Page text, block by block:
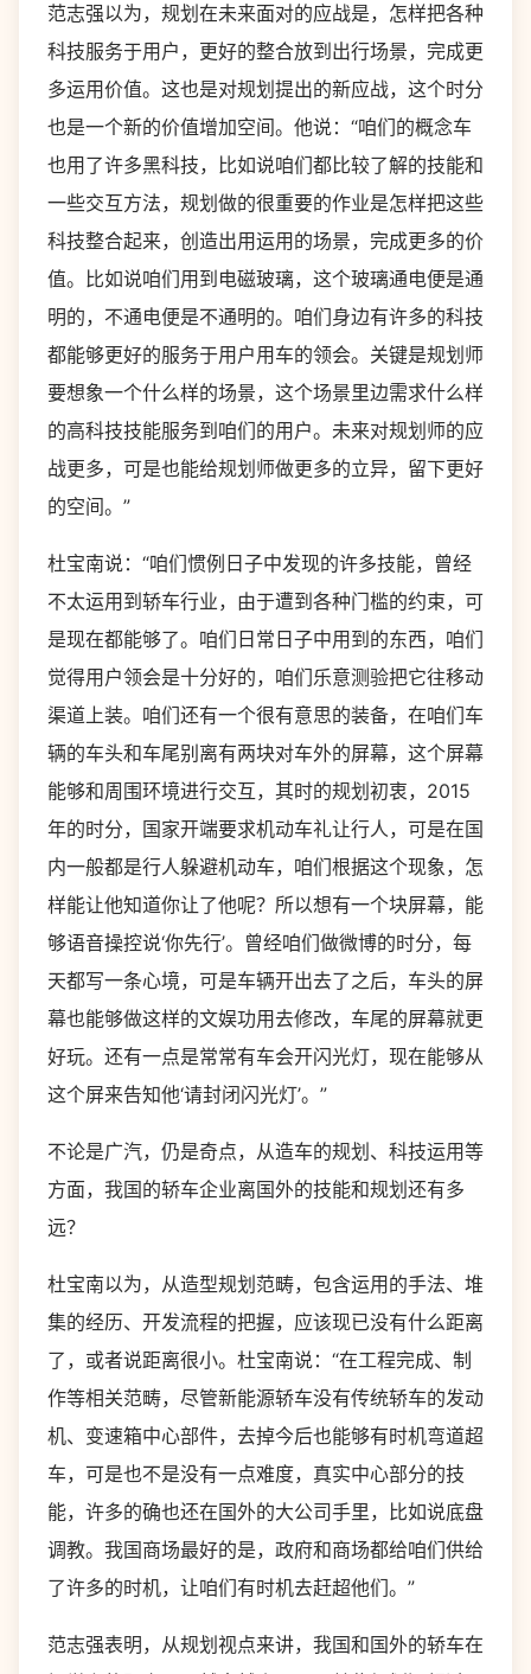
范志强以为，规划在未来面对的应战是，怎样把各种
科技服务于用户，更好的整合放到出行场景，完成更
多运用价值。这也是对规划提出的新应战，这个时分
也是一个新的价值增加空间。他说：“咱们的概念车
也用了许多黑科技，比如说咱们都比较了解的技能和
一些交互方法，规划做的很重要的作业是怎样把这些
科技整合起来，创造出用运用的场景，完成更多的价
值。比如说咱们用到电磁玻璃，这个玻璃通电便是通
明的，不通电便是不通明的。咱们身边有许多的科技
都能够更好的服务于用户用车的领会。关键是规划师
要想象一个什么样的场景，这个场景里边需求什么样
的高科技技能服务到咱们的用户。未来对规划师的应
战更多，可是也能给规划师做更多的立异，留下更好
的空间。”
杜宝南说：“咱们惯例日子中发现的许多技能，曾经
不太运用到轿车行业，由于遭到各种门槛的约束，可
是现在都能够了。咱们日常日子中用到的东西，咱们
觉得用户领会是十分好的，咱们乐意测验把它往移动
渠道上装。咱们还有一个很有意思的装备，在咱们车
辆的车头和车尾别离有两块对车外的屏幕，这个屏幕
能够和周围环境进行交互，其时的规划初衷，2015
年的时分，国家开端要求机动车礼让行人，可是在国
内一般都是行人躲避机动车，咱们根据这个现象，怎
样能让他知道你让了他呢？所以想有一个块屏幕，能
够语音操控说‘你先行’。曾经咱们做微博的时分，每
天都写一条心境，可是车辆开出去了之后，车头的屏
幕也能够做这样的文娱功用去修改，车尾的屏幕就更
好玩。还有一点是常常有车会开闪光灯，现在能够从
这个屏来告知他‘请封闭闪光灯’。”
不论是广汽，仍是奇点，从造车的规划、科技运用等
方面，我国的轿车企业离国外的技能和规划还有多
远？
杜宝南以为，从造型规划范畴，包含运用的手法、堆
集的经历、开发流程的把握，应该现已没有什么距离
了，或者说距离很小。杜宝南说：“在工程完成、制
作等相关范畴，尽管新能源轿车没有传统轿车的发动
机、变速箱中心部件，去掉今后也能够有时机弯道超
车，可是也不是没有一点难度，真实中心部分的技
能，许多的确也还在国外的大公司手里，比如说底盘
调教。我国商场最好的是，政府和商场都给咱们供给
了许多的时机，让咱们有时机去赶超他们。”
范志强表明，从规划视点来讲，我国和国外的轿车在